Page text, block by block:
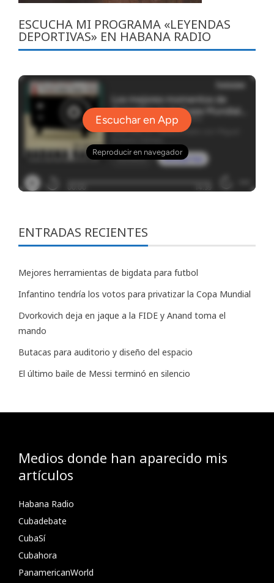
ESCUCHA MI PROGRAMA «LEYENDAS
DEPORTIVAS» EN HABANA RADIO
ENTRADAS RECIENTES
Mejores herramientas de bigdata para futbol
Infantino tendría los votos para privatizar la Copa Mundial
Dvorkovich deja en jaque a la FIDE y Anand toma el
mando
Butacas para auditorio y diseño del espacio
El último baile de Messi terminó en silencio
Medios donde han aparecido mis
artículos
Habana Radio
Cubadebate
CubaSí
Cubahora
PanamericanWorld